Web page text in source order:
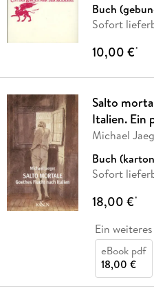
Buch
Sofort
10,00 €*
Salto
Italien. Ein
Michael
Buch
Sofort
18,00 €*
Ein
eBook pdf
18,00 €